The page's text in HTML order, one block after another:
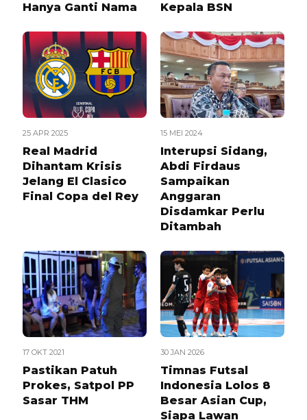
Hanya Ganti Nama
Kepala BSN
25 APR 2025
Real Madrid
Dihantam Krisis
Jelang El Clasico
Final Copa del Rey
15 MEI 2024
Interupsi Sidang,
Abdi Firdaus
Sampaikan
Anggaran
Disdamkar Perlu
Ditambah
17 OKT 2021
Pastikan Patuh
Prokes, Satpol PP
Sasar THM
30 JAN 2026
Timnas Futsal
Indonesia Lolos 8
Besar Asian Cup,
Siapa Lawan